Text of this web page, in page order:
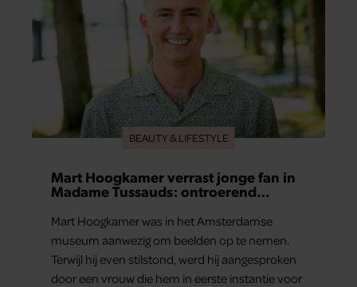
BEAUTY & LIFESTYLE
Mart Hoogkamer verrast jonge fan in
Madame Tussauds: ontroerend
Mart Hoogkamer was in het Amsterdamse
museum aanwezig om beelden op te nemen.
Terwijl hij even stilstond, werd hij aangesproken
door een vrouw die hem in eerste instantie voor